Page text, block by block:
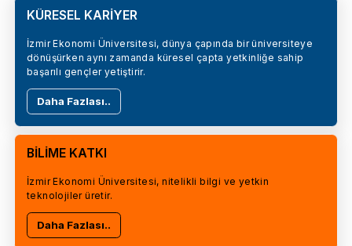
KÜRESEL KARİYER
İzmir Ekonomi Üniversitesi, dünya çapında bir üniversiteye
dönüşürken aynı zamanda küresel çapta yetkinliğe sahip
başarılı gençler yetiştirir.
Daha Fazlası..
BİLİME KATKI
İzmir Ekonomi Üniversitesi, nitelikli bilgi ve yetkin
teknolojiler üretir.
Daha Fazlası..